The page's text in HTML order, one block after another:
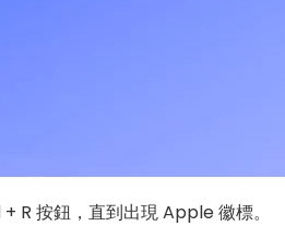
R 按鈕，直到出現 Apple 徽標。